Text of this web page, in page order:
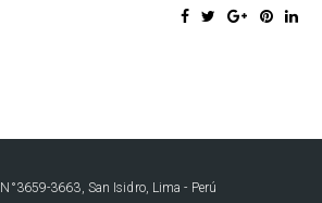
3663, San Isidro, Lima - Perú